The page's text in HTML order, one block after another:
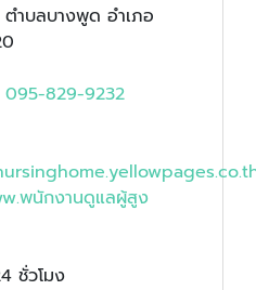
ำบลบางพูด อำเภอ
095-829-9232
พนักงานดูแลผู้สูง
ชั่วโมง